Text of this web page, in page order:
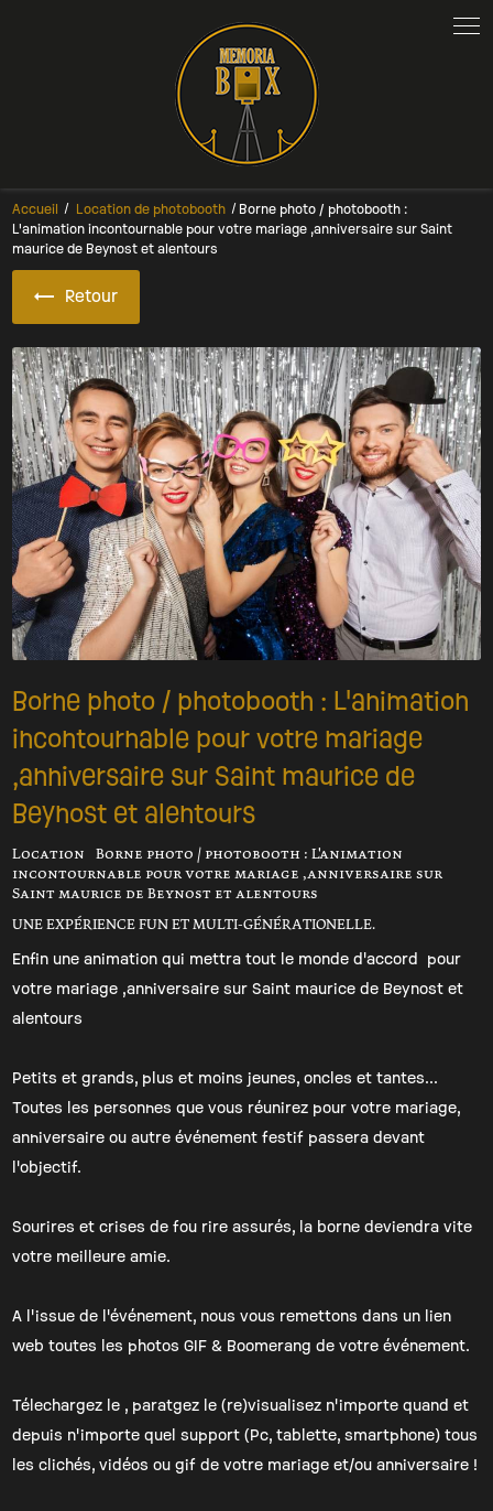
Accueil Location de photobooth
Borne photo / photobooth :
L'animation incontournable pour votre mariage ,anniversaire sur Saint
maurice de Beynost et alentours
Retour
Borne photo / photobooth : L'animation
incontournable pour votre mariage
,anniversaire sur Saint maurice de
Beynost et alentours
Location Borne photo / photobooth : L'animation
incontournable pour votre mariage ,anniversaire sur
Saint maurice de Beynost et alentours
UNE EXPÉRIENCE FUN ET MULTI-GÉNÉRATIONELLE.
Enfin une animation qui mettra tout le monde d'accord pour
votre mariage ,anniversaire sur Saint maurice de Beynost et
alentours
Petits et grands, plus et moins jeunes, oncles et tantes...
Toutes les personnes que vous réunirez pour votre mariage,
anniversaire ou autre événement festif passera devant
l'objectif.
Sourires et crises de fou rire assurés, la borne deviendra vite
votre meilleure amie.
A l'issue de l'événement, nous vous remettons dans un lien
web toutes les photos GIF & Boomerang de votre événement.
Télechargez le , paratgez le (re)visualisez n'importe quand et
depuis n'importe quel support (Pc, tablette, smartphone) tous
les clichés, vidéos ou gif de votre mariage et/ou anniversaire !